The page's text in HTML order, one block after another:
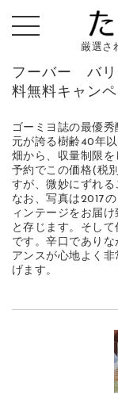
厳選さ
フーバー バリ
料無料キャン
ゴーミヨ誌の最優
元が誇る樹齢40年
畑から、収量制限
予約でこの価格(税
すが、微妙にずれる
なお、写真は2017
ィンテージをお届
と存じます。そし
です。辛口であり
アンスが心地よく
げます。